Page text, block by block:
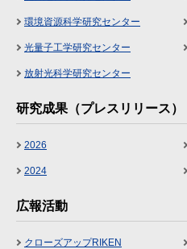
環境資源科学研究センター
光量子工学研究センター
放射光科学研究センター
研究成果（プレスリリース）
2026
2024
広報活動
クローズアップRIKEN